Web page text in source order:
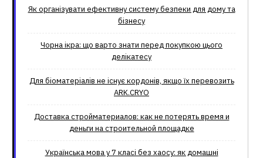
Як організувати ефективну систему безпеки для дому та
бізнесу
Чорна ікра: що варто знати перед покупкою цього
делікатесу
Для біоматеріалів не існує кордонів, якщо їх перевозить
ARK.CRYO
Доставка стройматериалов: как не потерять время и
деньги на строительной площадке
Українська мова у 7 класі без хаосу: як домашні